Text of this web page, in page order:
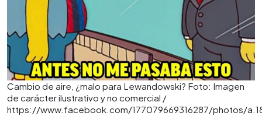
Cambio de aire, ¿malo para Lewandowski? Foto: Imagen
de carácter ilustrativo y no comercial /
https://www.facebook.com/177079669316287/photos/